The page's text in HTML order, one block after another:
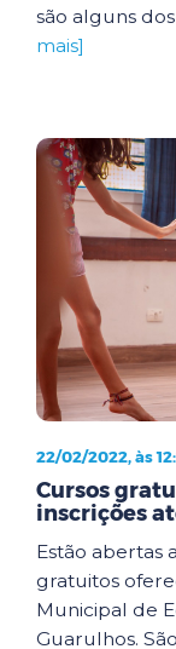
são alguns
mais]
22/02/2022, às
Cursos
inscrições
Estão abertas
gratuitos
Municipal de
Guarulhos.